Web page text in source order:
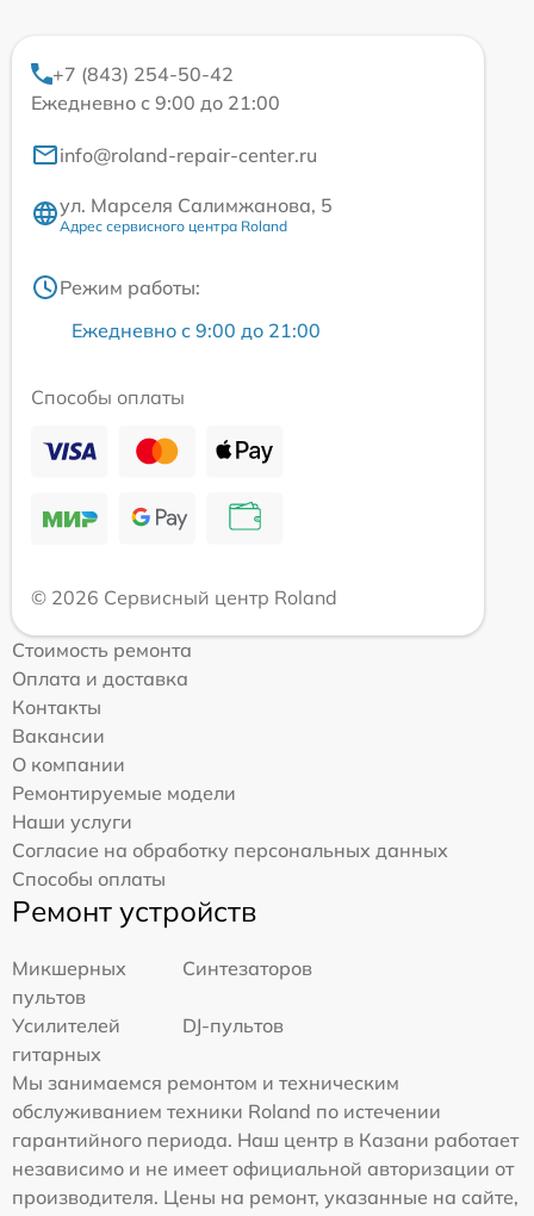
+7 (843) 254-50-42
Ежедневно с 9:00 до 21:00
info@roland-repair-center.ru
ул. Марселя Салимжанова, 5
Адрес сервисного центра Roland
Режим работы:
Ежедневно с 9:00 до 21:00
Способы оплаты
© 2026 Сервисный центр Roland
Стоимость ремонта
Оплата и доставка
Контакты
Вакансии
О компании
Ремонтируемые модели
Наши услуги
Согласие на обработку персональных данных
Способы оплаты
Ремонт устройств
Микшерных
пультов
Синтезаторов
Усилителей
гитарных
DJ-пультов
Мы занимаемся ремонтом и техническим
обслуживанием техники Roland по истечении
гарантийного периода. Наш центр в Казани работает
независимо и не имеет официальной авторизации от
производителя. Цены на ремонт, указанные на сайте,